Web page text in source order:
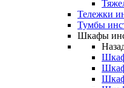
Тележки
Тумбы
Шкафы